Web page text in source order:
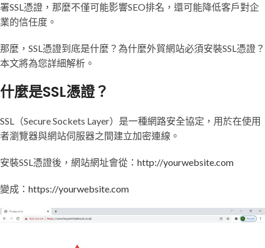
署SSL憑證，那麼不僅可能影響SEO排名，還可能降低客戶對企
業的信任度。
那麼，SSL憑證到底是什麼？為什麼外貿網站必須安裝SSL憑證？
本文將為您詳細解析。
什麼是SSL憑證？
SSL（Secure Sockets Layer）是一種網路安全協定，用於在使用
者瀏覽器與網站伺服器之間建立加密連線。
安裝SSL憑證後，網站網址會從： http://yourwebsite.com
變成： https://yourwebsite.com